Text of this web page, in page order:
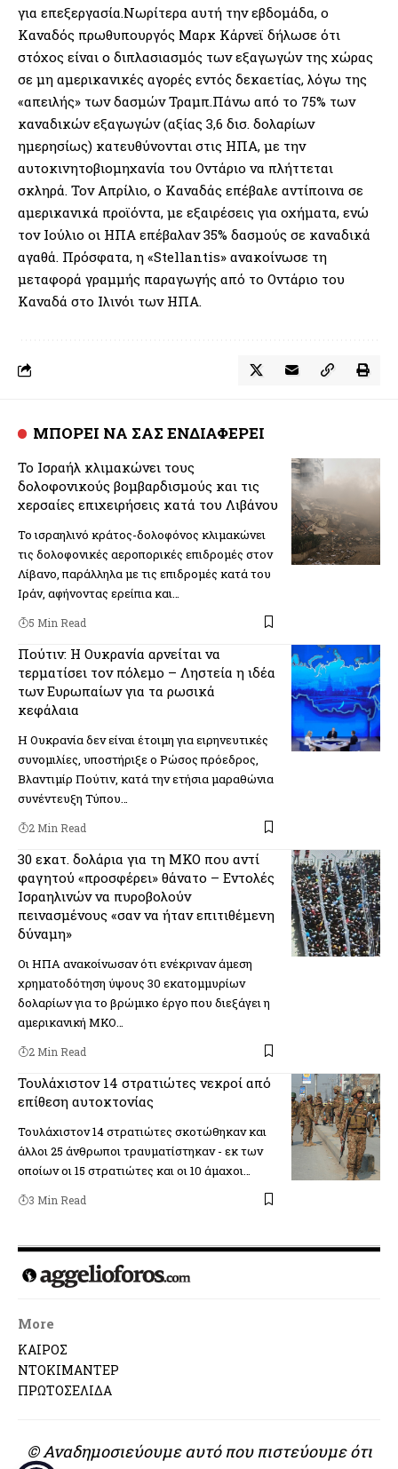
για επεξεργασία.Νωρίτερα αυτή την εβδομάδα, ο
Καναδός πρωθυπουργός Μαρκ Κάρνεϊ δήλωσε ότι
στόχος είναι ο διπλασιασμός των εξαγωγών της χώρας
σε μη αμερικανικές αγορές εντός δεκαετίας, λόγω της
«απειλής» των δασμών Τραμπ.Πάνω από το 75% των
καναδικών εξαγωγών (αξίας 3,6 δισ. δολαρίων
ημερησίως) κατευθύνονται στις ΗΠΑ, με την
αυτοκινητοβιομηχανία του Οντάριο να πλήττεται
σκληρά. Τον Απρίλιο, ο Καναδάς επέβαλε αντίποινα σε
αμερικανικά προϊόντα, με εξαιρέσεις για οχήματα, ενώ
τον Ιούλιο οι ΗΠΑ επέβαλαν 35% δασμούς σε καναδικά
αγαθά. Πρόσφατα, η «Stellantis» ανακοίνωσε τη
μεταφορά γραμμής παραγωγής από το Οντάριο του
Καναδά στο Ιλινόι των ΗΠΑ.
ΜΠΟΡΕΙ ΝΑ ΣΑΣ ΕΝΔΙΑΦΕΡΕΙ
Το Ισραήλ κλιμακώνει τους
δολοφονικούς βομβαρδισμούς και τις
χερσαίες επιχειρήσεις κατά του Λιβάνου
Το ισραηλινό κράτος-δολοφόνος κλιμακώνει
τις δολοφονικές αεροπορικές επιδρομές στον
Λίβανο, παράλληλα με τις επιδρομές κατά του
Ιράν, αφήνοντας ερείπια και…
5 Min Read
Πούτιν: Η Ουκρανία αρνείται να
τερματίσει τον πόλεμο – Ληστεία η ιδέα
των Ευρωπαίων για τα ρωσικά
κεφάλαια
Η Ουκρανία δεν είναι έτοιμη για ειρηνευτικές
συνομιλίες, υποστήριξε ο Ρώσος πρόεδρος,
Βλαντιμίρ Πούτιν, κατά την ετήσια μαραθώνια
συνέντευξη Τύπου…
2 Min Read
30 εκατ. δολάρια για τη ΜΚΟ που αντί
φαγητού «προσφέρει» θάνατο – Εντολές
Ισραηλινών να πυροβολούν
πεινασμένους «σαν να ήταν επιτιθέμενη
δύναμη»
Οι ΗΠΑ ανακοίνωσαν ότι ενέκριναν άμεση
χρηματοδότηση ύψους 30 εκατομμυρίων
δολαρίων για το βρώμικο έργο που διεξάγει η
αμερικανική ΜΚΟ…
2 Min Read
Τουλάχιστον 14 στρατιώτες νεκροί από
επίθεση αυτοκτονίας
Τουλάχιστον 14 στρατιώτες σκοτώθηκαν και
άλλοι 25 άνθρωποι τραυματίστηκαν - εκ των
οποίων οι 15 στρατιώτες και οι 10 άμαχοι…
3 Min Read
More
ΚΑΙΡΟΣ
ΝΤΟΚΙΜΑΝΤΕΡ
ΠΡΩΤΟΣΕΛΙΔΑ
© Αναδημοσιεύουμε αυτό που πιστεύουμε ότι